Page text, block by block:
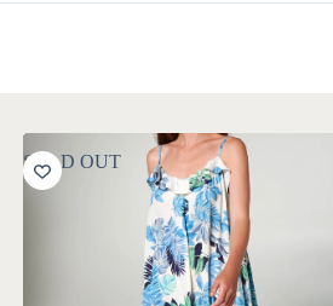
SOLD OUT